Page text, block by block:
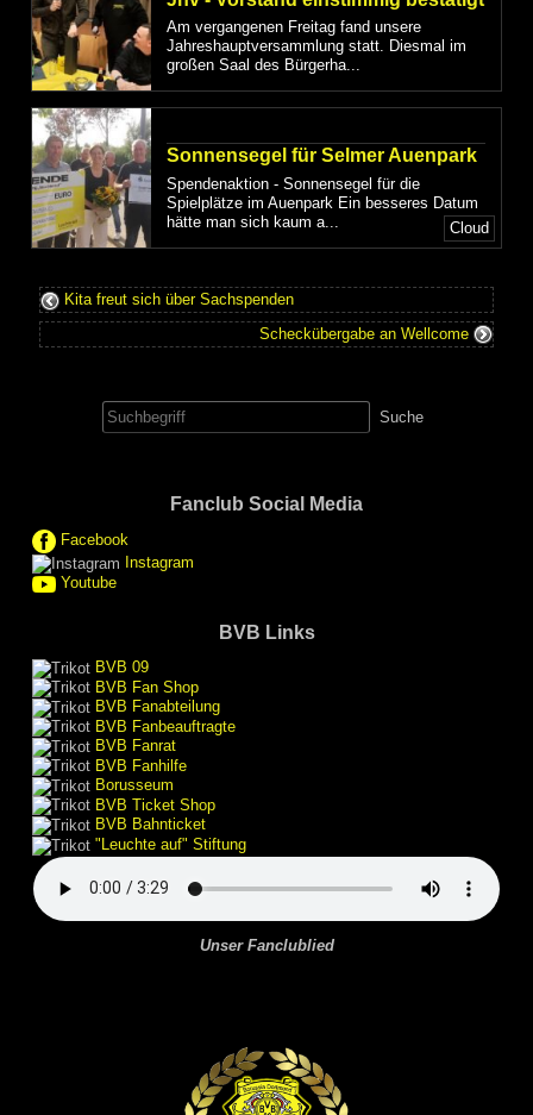
Am vergangenen Freitag fand unsere
Jahreshauptversammlung statt. Diesmal im
großen Saal des Bürgerha...
Sonnensegel für Selmer Auenpark
Spendenaktion - Sonnensegel für die
Spielplätze im Auenpark Ein besseres Datum
hätte man sich kaum a...
Cloud
Kita freut sich über Sachspenden
Scheckübergabe an Wellcome
nach:
Fanclub Social Media
Facebook
Instagram
Youtube
BVB Links
BVB 09
BVB Fan Shop
BVB Fanabteilung
BVB Fanbeauftragte
BVB Fanrat
BVB Fanhilfe
Borusseum
BVB Ticket Shop
BVB Bahnticket
"Leuchte auf" Stiftung
Unser Fanclublied